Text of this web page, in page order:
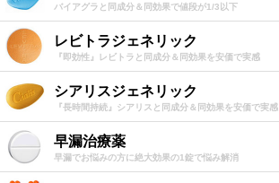
バイアグラと同成分＆同効果で値段が1/3以下
レビトラジェネリック
『即効性』レビトラと同成分＆同効果を安価で実感
シアリスジェネリック
『長時間持続』シアリスと同成分＆同効果を安価で実感
早漏治療薬
早漏でお悩みの方に絶大効果の1錠で悩み解消